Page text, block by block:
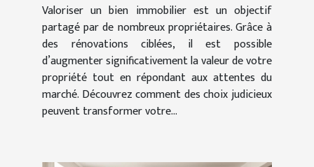
Valoriser un bien immobilier est un objectif
partagé par de nombreux propriétaires. Grâce à
des rénovations ciblées, il est possible
d’augmenter significativement la valeur de votre
propriété tout en répondant aux attentes du
marché. Découvrez comment des choix judicieux
peuvent transformer votre...